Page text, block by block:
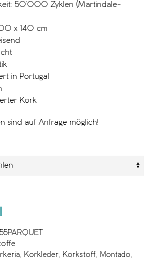
50’000 Zyklen (Martindale-
x 140 cm
in Portugal
Kork
sind auf Anfrage möglich!
Korkleder Korkstoff Montado